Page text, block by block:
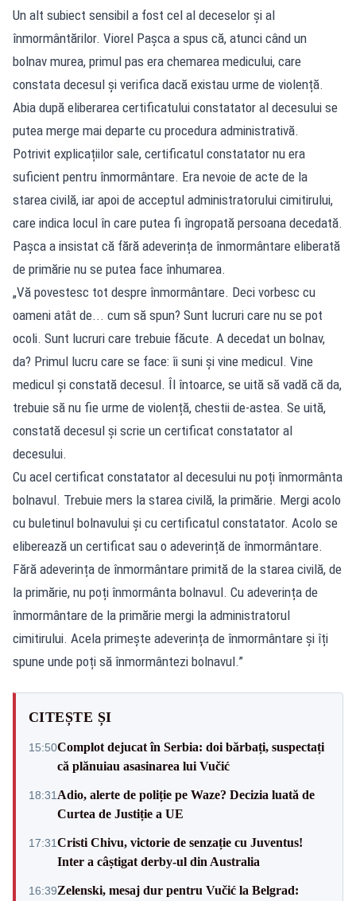
Un alt subiect sensibil a fost cel al deceselor și al
înmormântărilor. Viorel Pașca a spus că, atunci când un
bolnav murea, primul pas era chemarea medicului, care
constata decesul și verifica dacă existau urme de violență.
Abia după eliberarea certificatului constatator al decesului se
putea merge mai departe cu procedura administrativă.
Potrivit explicațiilor sale, certificatul constatator nu era
suficient pentru înmormântare. Era nevoie de acte de la
starea civilă, iar apoi de acceptul administratorului cimitirului,
care indica locul în care putea fi îngropată persoana decedată.
Pașca a insistat că fără adeverința de înmormântare eliberată
de primărie nu se putea face înhumarea.
„Vă povestesc tot despre înmormântare. Deci vorbesc cu
oameni atât de... cum să spun? Sunt lucruri care nu se pot
ocoli. Sunt lucruri care trebuie făcute. A decedat un bolnav,
da? Primul lucru care se face: îi suni și vine medicul. Vine
medicul și constată decesul. Îl întoarce, se uită să vadă că da,
trebuie să nu fie urme de violență, chestii de-astea. Se uită,
constată decesul și scrie un certificat constatator al
decesului.
Cu acel certificat constatator al decesului nu poți înmormânta
bolnavul. Trebuie mers la starea civilă, la primărie. Mergi acolo
cu buletinul bolnavului și cu certificatul constatator. Acolo se
eliberează un certificat sau o adeverință de înmormântare.
Fără adeverința de înmormântare primită de la starea civilă, de
la primărie, nu poți înmormânta bolnavul. Cu adeverința de
înmormântare de la primărie mergi la administratorul
cimitirului. Acela primește adeverința de înmormântare și îți
spune unde poți să înmormântezi bolnavul.”
CITEȘTE ȘI
15:50Complot dejucat în Serbia: doi bărbați, suspectați
că plănuiau asasinarea lui Vučić
18:31 Adio, alerte de poliție pe Waze? Decizia luată de
Curtea de Justiție a UE
17:31Cristi Chivu, victorie de senzație cu Juventus!
Inter a câștigat derby-ul din Australia
16:39Zelenski, mesaj dur pentru Vučić la Belgrad: